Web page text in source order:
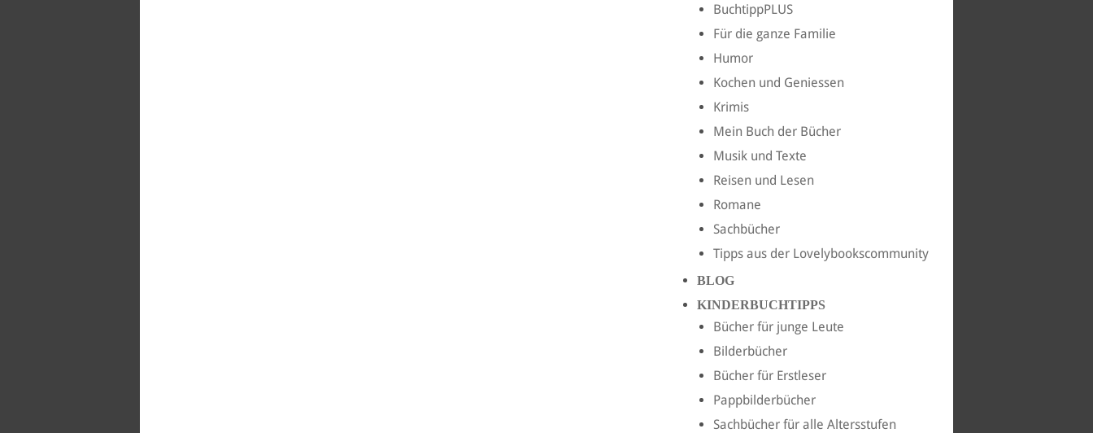
BuchtippPLUS
Für die ganze Familie
Humor
Kochen und Geniessen
Krimis
Mein Buch der Bücher
Musik und Texte
Reisen und Lesen
Romane
Sachbücher
Tipps aus der Lovelybookscommunity
BLOG
KINDERBUCHTIPPS
Bücher für junge Leute
Bilderbücher
Bücher für Erstleser
Pappbilderbücher
Sachbücher für alle Altersstufen